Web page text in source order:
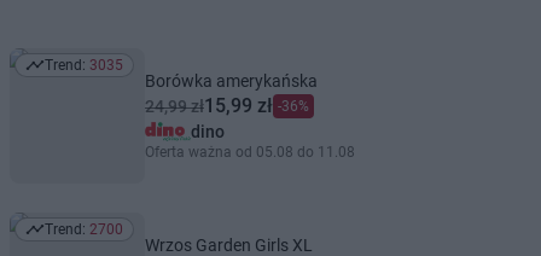
Trend: 3035
Trend: 3035
Borówka amerykańska
24,99 zł15,99 zł -36%
dino
Oferta ważna od 05.08 do 11.08
Trend: 2700
Trend: 2700
Wrzos Garden Girls XL